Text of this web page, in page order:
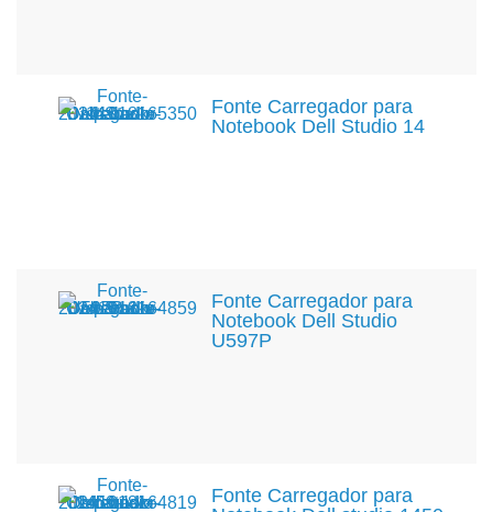
Fonte Carregador para
Notebook Dell Studio 14
Fonte Carregador para
Notebook Dell Studio
U597P
Fonte Carregador para